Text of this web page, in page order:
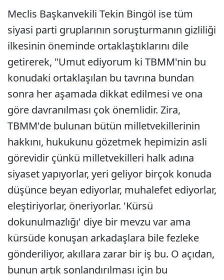
Meclis Başkanvekili Tekin Bingöl ise tüm
siyasi parti gruplarının soruşturmanın gizliliği
ilkesinin öneminde ortaklaştıklarını dile
getirerek, "Umut ediyorum ki TBMM'nin bu
konudaki ortaklaşılan bu tavrına bundan
sonra her aşamada dikkat edilmesi ve ona
göre davranılması çok önemlidir. Zira,
TBMM'de bulunan bütün milletvekillerinin
hakkını, hukukunu gözetmek hepimizin asli
görevidir çünkü milletvekilleri halk adına
siyaset yapıyorlar, yeri geliyor birçok konuda
düşünce beyan ediyorlar, muhalefet ediyorlar,
eleştiriyorlar, öneriyorlar. 'Kürsü
dokunulmazlığı' diye bir mevzu var ama
kürsüde konuşan arkadaşlara bile fezleke
gönderiliyor, akıllara zarar bir iş bu. O açıdan,
bunun artık sonlandırılması için bu